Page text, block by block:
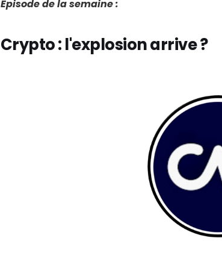
Episode de la semaine :
Crypto : l'explosion arrive ?